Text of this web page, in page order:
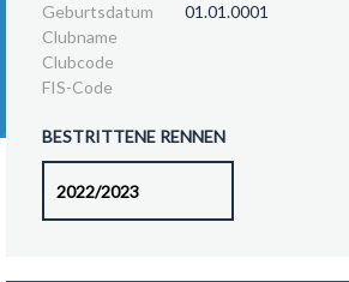
Geburtsdatum
01.01.0001
Clubname
Clubcode
FIS-Code
BESTRITTENE RENNEN